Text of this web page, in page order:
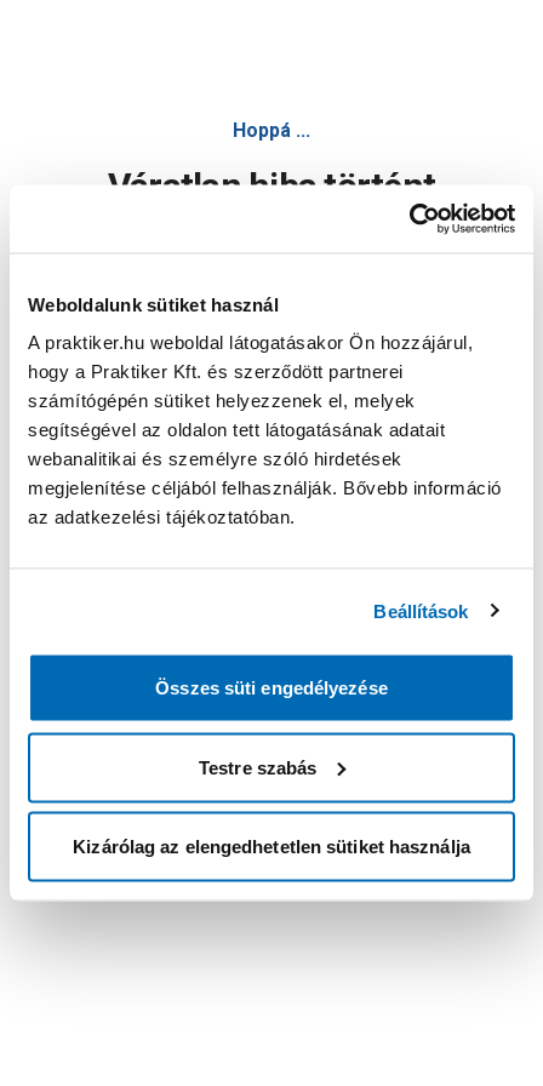
Weboldalunk sütiket használ
A praktiker.hu weboldal látogatásakor Ön hozzájárul,
hogy a Praktiker Kft. és szerződött partnerei
számítógépén sütiket helyezzenek el, melyek
segítségével az oldalon tett látogatásának adatait
webanalitikai és személyre szóló hirdetések
megjelenítése céljából felhasználják. Bővebb információ
az adatkezelési tájékoztatóban.
Beállítások
Összes süti engedélyezése
Testre szabás
Kizárólag az elengedhetetlen sütiket használja
Hoppá ...
Váratlan hiba történt
Oldal újratöltése